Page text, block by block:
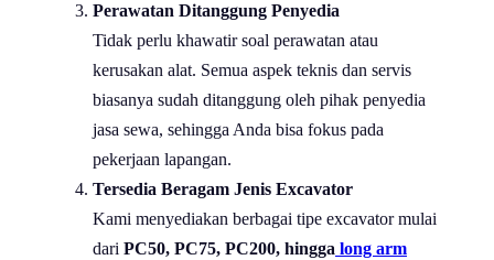
Perawatan Ditanggung Penyedia
Tidak perlu khawatir soal perawatan atau
kerusakan alat. Semua aspek teknis dan servis
biasanya sudah ditanggung oleh pihak penyedia
jasa sewa, sehingga Anda bisa fokus pada
pekerjaan lapangan.
Tersedia Beragam Jenis Excavator
Kami menyediakan berbagai tipe excavator mulai
dari PC50, PC75, PC200, hingga long arm